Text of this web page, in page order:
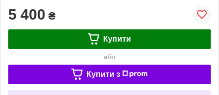
5 400 ₴
Купити
або
Купити з